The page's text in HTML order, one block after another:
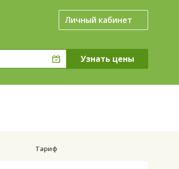
Личный кабинет
Тариф